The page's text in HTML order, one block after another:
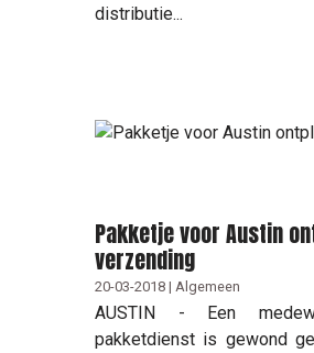
distributie...
Pakketje voor Austin
verzending
20-03-2018 | Algemeen
AUSTIN - Een
pakketdienst is gewond